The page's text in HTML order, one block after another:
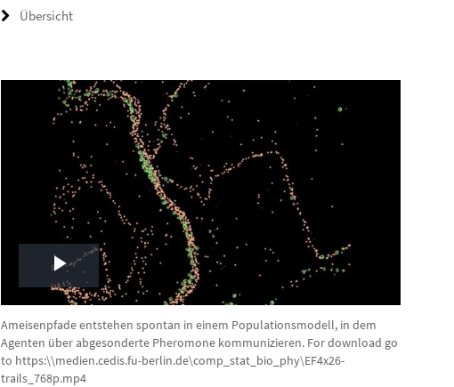
Übersicht
Play
Video
Ameisenpfade entstehen spontan in einem Populationsmodell, in dem
Agenten über abgesonderte Pheromone kommunizieren. For download go
to https:\\medien.cedis.fu-berlin.de\comp_stat_bio_phy\EF4x26-
trails_768p.mp4